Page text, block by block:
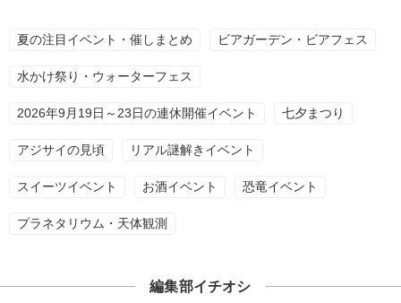
夏の注目イベント・催しまとめ ビアガーデン・ビアフェス
水かけ祭り・ウォーターフェス
2026年9月19日～23日の連休開催イベント 七夕まつり
アジサイの見頃 リアル謎解きイベント
スイーツイベント お酒イベント 恐竜イベント
プラネタリウム・天体観測
編集部イチオシ